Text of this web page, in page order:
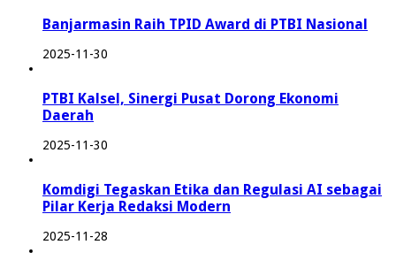
Banjarmasin Raih TPID Award di PTBI Nasional
2025-11-30
PTBI Kalsel, Sinergi Pusat Dorong Ekonomi
Daerah
2025-11-30
Komdigi Tegaskan Etika dan Regulasi AI sebagai
Pilar Kerja Redaksi Modern
2025-11-28